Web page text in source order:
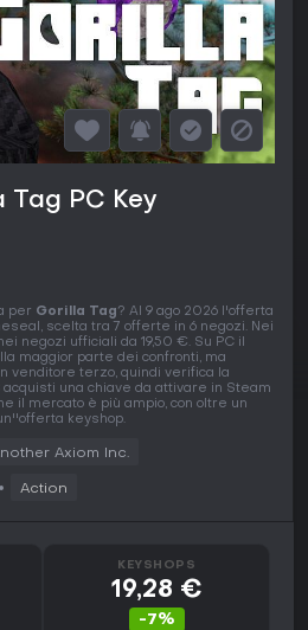
Tag PC Key
per Gorilla Tag? Al 9 ago 2026 l'offerta
scelta tra 7 offerte in 6 negozi. Nei
negozi ufficiali da 19,50 €. Su PC il
maggior parte dei confronti, ma
venditore terzo, quindi verifica la
acquisti una chiave da attivare in Steam
il mercato è più ampio, con oltre un
keyshop.
Axiom Inc.
Action
KEYSHOPS
19,28 €
-7%